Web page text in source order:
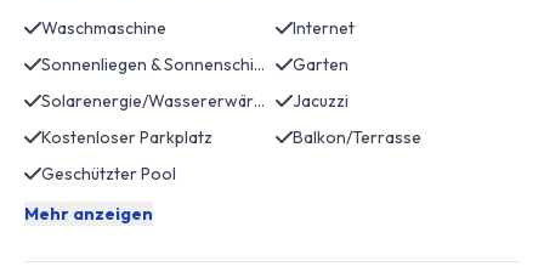
Waschmaschine
Internet
Sonnenliegen & Sonnenschirme
Garten
Solarenergie/Wassererwärmung
Jacuzzi
Kostenloser Parkplatz
Balkon/Terrasse
Geschützter Pool
Mehr anzeigen